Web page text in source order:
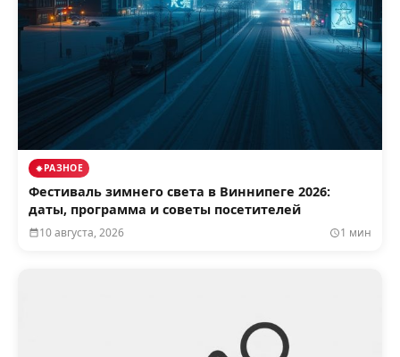
РАЗНОЕ
Фестиваль зимнего света в Виннипеге 2026:
даты, программа и советы посетителей
10 августа, 2026 1 мин